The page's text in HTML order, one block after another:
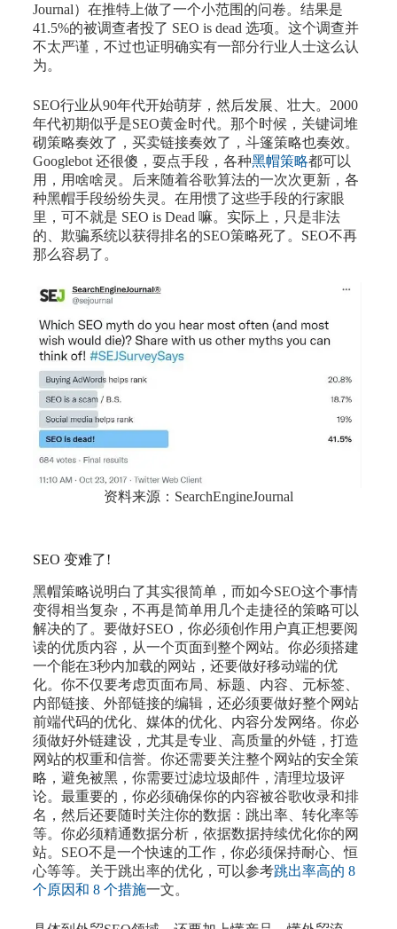
Journal）在推特上做了一个小范围的问卷。结果是
41.5%的被调查者投了 SEO is dead 选项。这个调查并
不太严谨，不过也证明确实有一部分行业人士这么认
为。
SEO行业从90年代开始萌芽，然后发展、壮大。2000
年代初期似乎是SEO黄金时代。那个时候，关键词堆
砌策略奏效了，买卖链接奏效了，斗篷策略也奏效。
Googlebot 还很傻，耍点手段，各种黑帽策略都可以
用，用啥啥灵。后来随着谷歌算法的一次次更新，各
种黑帽手段纷纷失灵。在用惯了这些手段的行家眼
里，可不就是 SEO is Dead 嘛。实际上，只是非法
的、欺骗系统以获得排名的SEO策略死了。SEO不再
那么容易了。
资料来源：SearchEngineJournal
SEO 变难了!
黑帽策略说明白了其实很简单，而如今SEO这个事情
变得相当复杂，不再是简单用几个走捷径的策略可以
解决的了。要做好SEO，你必须创作用户真正想要阅
读的优质内容，从一个页面到整个网站。你必须搭建
一个能在3秒内加载的网站，还要做好移动端的优
化。你不仅要考虑页面布局、标题、内容、元标签、
内部链接、外部链接的编辑，还必须要做好整个网站
前端代码的优化、媒体的优化、内容分发网络。你必
须做好外链建设，尤其是专业、高质量的外链，打造
网站的权重和信誉。你还需要关注整个网站的安全策
略，避免被黑，你需要过滤垃圾邮件，清理垃圾评
论。最重要的，你必须确保你的内容被谷歌收录和排
名，然后还要随时关注你的数据：跳出率、转化率等
等。你必须精通数据分析，依据数据持续优化你的网
站。SEO不是一个快速的工作，你必须保持耐心、恒
心等等。关于跳出率的优化，可以参考跳出率高的 8
个原因和 8 个措施一文。